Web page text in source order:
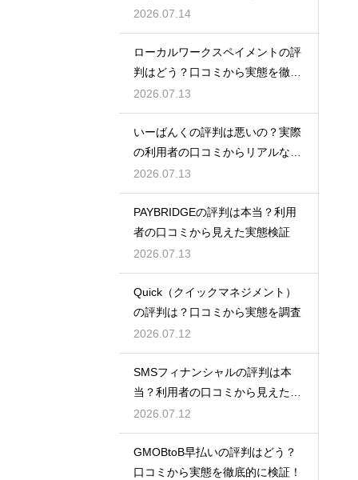
2026.07.14
ローカルワークスペイメントの評
判はどう？口コミから実態を徹底
検証！
2026.07.13
いーばんくの評判は悪いの？実際
の利用者の口コミからリアルな実
態検証
2026.07.13
PAYBRIDGEの評判は本当？利用
者の口コミから見えた実態検証
2026.07.13
Quick（クイックマネジメント）
の評判は？口コミから実態を調査
2026.07.12
SMSフィナンシャルの評判は本
当？利用者の口コミから見えた実
態検証
2026.07.12
GMOBtoB早払いの評判はどう？
口コミから実態を徹底的に検証！